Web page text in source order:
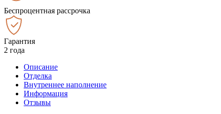
Беспроцентная рассрочка
Гарантия
2 года
Описание
Отделка
Внутреннее наполнение
Информация
Отзывы